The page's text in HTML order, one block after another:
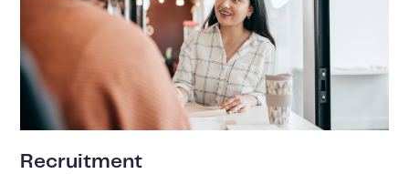
Recruitment